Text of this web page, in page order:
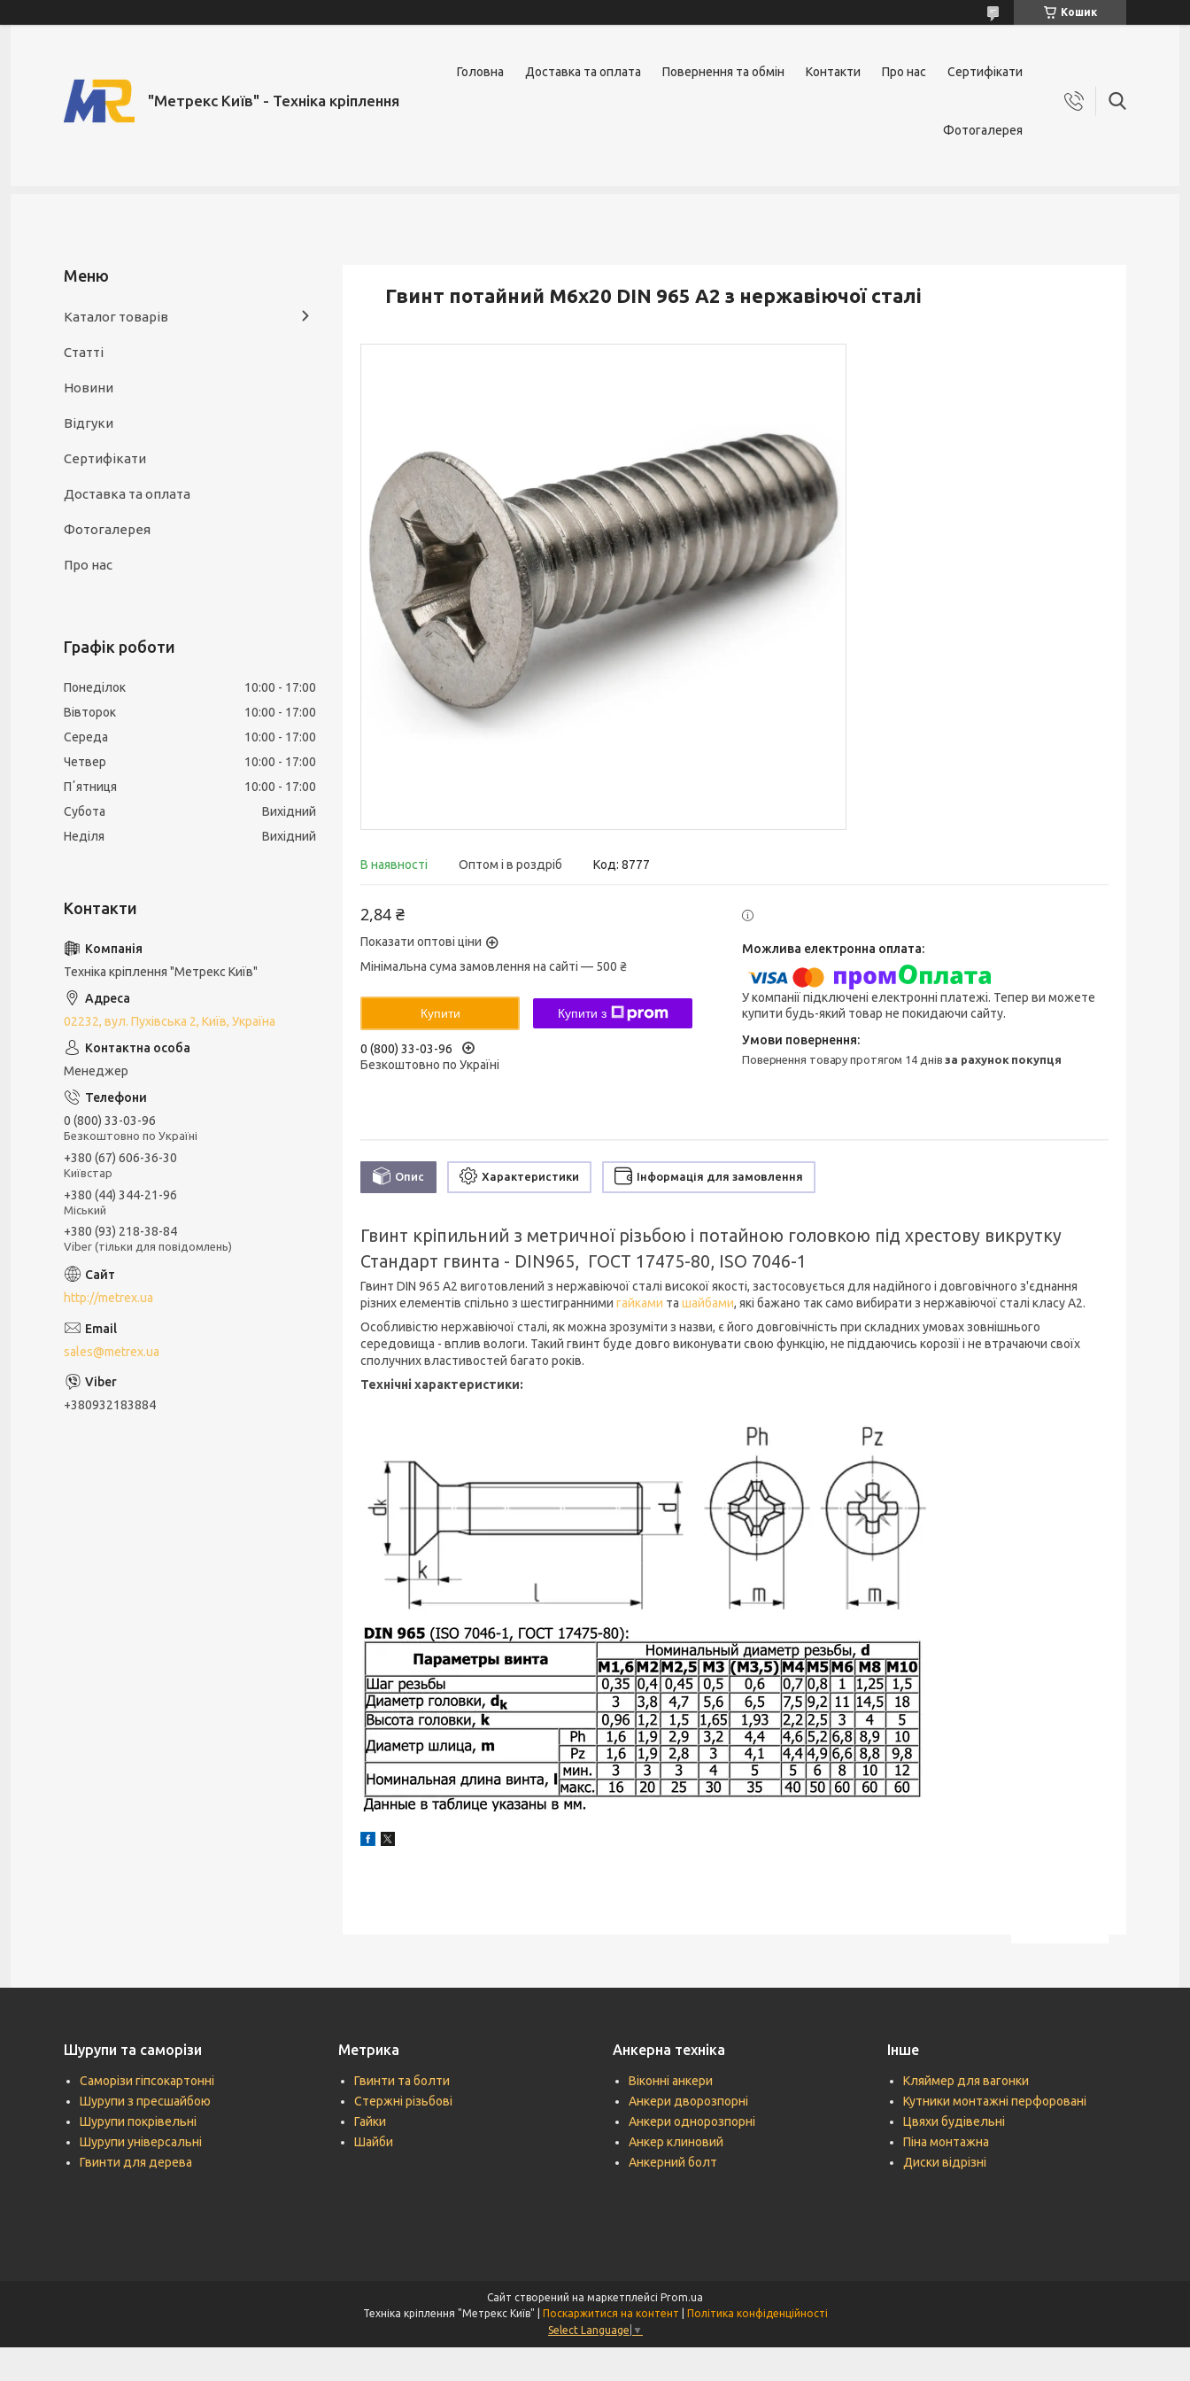
Кошик
"Метрекс Київ" - Техніка кріплення
Головна Доставка та оплата Повернення та обмін Контакти Про нас Сертифікати
Фотогалерея
Гвинт потайний М6х20 DIN 965 А2 з нержавіючої сталі
В наявності Оптом і в роздріб Код: 8777
2,84 ₴
Показати оптові ціни
Мінімальна сума замовлення на сайті — 500 ₴
Купити Купити з
0 (800) 33-03-96
Безкоштовно по Україні
У компанії підключені електронні платежі. Тепер ви можете
купити будь-який товар не покидаючи сайту.
повернення товару протягом 14 днівза рахунок покупця
Опис Характеристики Інформація для замовлення
Гвинт кріпильний з метричної різьбою і потайною головкою під хрестову викрутку
Стандарт гвинта - DIN965, ГОСТ 17475-80, ISO 7046-1
Гвинт DIN 965 А2 виготовлений з нержавіючої сталі високої якості, застосовується для надійного і довговічного з'єднання
різних елементів спільно з шестигранними гайками та шайбами, які бажано так само вибирати з нержавіючої сталі класу А2.
Особливістю нержавіючої сталі, як можна зрозуміти з назви, є його довговічність при складних умовах зовнішнього
середовища - вплив вологи. Такий гвинт буде довго виконувати свою функцію, не піддаючись корозії і не втрачаючи своїх
сполучних властивостей багато років.
Технічні характеристики:
Каталог товарів
Статті
Новини
Відгуки
Сертифікати
Доставка та оплата
Фотогалерея
Про нас
Графік роботи
Понеділок 10:00
17:00
Вівторок
10:00
17:00
Середа
10:00
17:00
Четвер
10:00
17:00
Пʼятниця
10:00
17:00
Субота
Вихідний
Неділя
Вихідний
Техніка кріплення "Метрекс Київ"
02232, вул. Пухівська 2, Київ, Україна
Менеджер
0 (800) 33-03-96
Безкоштовно по Україні
+380 (67) 606-36-30
Київстар
+380 (44) 344-21-96
Міський
+380 (93) 218-38-84
Viber (тільки для повідомлень)
http://metrex.ua
sales@metrex.ua
+380932183884
Шурупи та саморізи
Саморізи гіпсокартонні
Шурупи з пресшайбою
Шурупи покрівельні
Шурупи універсальні
Гвинти для дерева
Метрика
Гвинти та болти
Стержні різьбові
Гайки
Шайби
Анкерна техніка
Віконні анкери
Анкери дворозпорні
Анкери однорозпорні
Анкер клиновий
Анкерний болт
Інше
Кляймер для вагонки
Кутники монтажні перфоровані
Цвяхи будівельні
Піна монтажна
Диски відрізні
Сайт створений на маркетплейсі Prom.ua
Поскаржитися на контент
Політика конфіденційності
Select Language ▼